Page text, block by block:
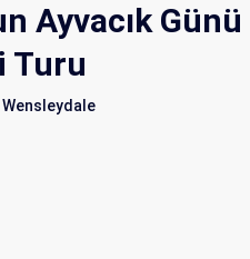
Ayvacık
Turu
Wensleydale